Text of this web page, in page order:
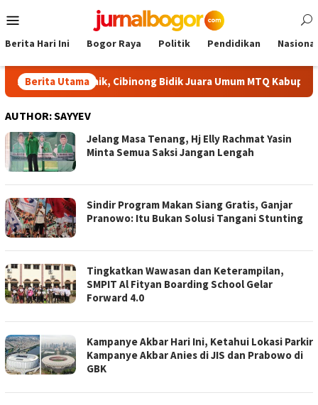
to
Menu
Berita Hari Ini Bogor Raya Politik Pendidikan Nasional
Berita Utama
Terbaik, Cibinong Bidik Juara Umum MTQ Kabupaten
AUTHOR:SAYYEV
Jelang Masa Tenang, Hj Elly Rachmat Yasin
Minta Semua Saksi Jangan Lengah
Sindir Program Makan Siang Gratis, Ganjar
Pranowo: Itu Bukan Solusi Tangani Stunting
Tingkatkan Wawasan dan Keterampilan,
SMPIT Al Fityan Boarding School Gelar
Forward 4.0
Kampanye Akbar Hari Ini, Ketahui Lokasi Parkir
Kampanye Akbar Anies di JIS dan Prabowo di
GBK